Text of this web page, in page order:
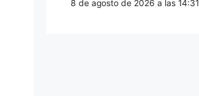
8 de agosto de 2026 a las 14:31